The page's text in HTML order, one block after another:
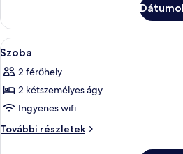
A
következő
szoba
összes
képének
megtekintése:
Egy
3
Szoba
2 férőhely
2 kétszemélyes ágy
Ingyenes wifi
További részletek
Szoba